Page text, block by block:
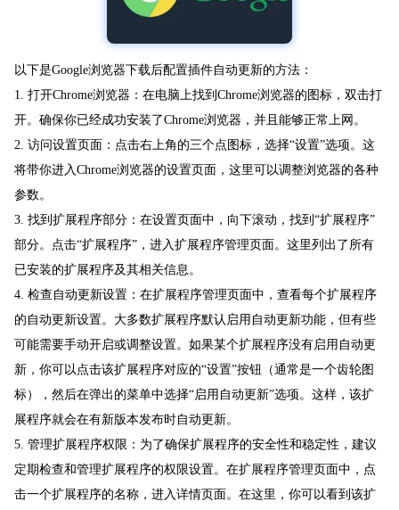
以下是Google浏览器下载后配置插件自动更新的方法：
1. 打开Chrome浏览器：在电脑上找到Chrome浏览器的图标，双击打
开。确保你已经成功安装了Chrome浏览器，并且能够正常上网。
2. 访问设置页面：点击右上角的三个点图标，选择“设置”选项。这
将带你进入Chrome浏览器的设置页面，这里可以调整浏览器的各种
参数。
3. 找到扩展程序部分：在设置页面中，向下滚动，找到“扩展程序”
部分。点击“扩展程序”，进入扩展程序管理页面。这里列出了所有
已安装的扩展程序及其相关信息。
4. 检查自动更新设置：在扩展程序管理页面中，查看每个扩展程序
的自动更新设置。大多数扩展程序默认启用自动更新功能，但有些
可能需要手动开启或调整设置。如果某个扩展程序没有启用自动更
新，你可以点击该扩展程序对应的“设置”按钮（通常是一个齿轮图
标），然后在弹出的菜单中选择“启用自动更新”选项。这样，该扩
展程序就会在有新版本发布时自动更新。
5. 管理扩展程序权限：为了确保扩展程序的安全性和稳定性，建议
定期检查和管理扩展程序的权限设置。在扩展程序管理页面中，点
击一个扩展程序的名称，进入详情页面。在这里，你可以看到该扩